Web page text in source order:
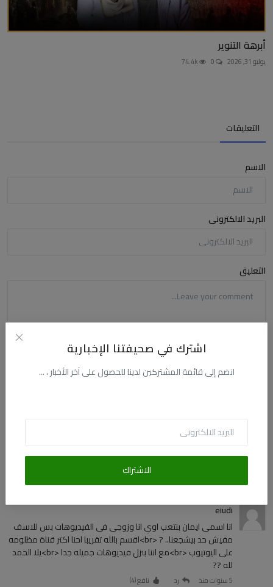
اشترك في صحيفتنا الإخبارية
انضم إلى قائمة المشتركين لدينا للحصول على آخر الأخبار ، ...
الاشتراك
أبرهة التنوير
يوليو 31, 2026
التعليقات
الاسم
البريد الالكترونى
التعليق
أضف تعليقا
eiudi
انا اسمى ايمان بنتعب اوي انا وزوجى فى الفيديوهات بس للاسف
مفيش حد بيشجعنا.. ? <br>اقسم بالله تقريبا احنا اكتر قناة مظلومه
على اليوتيوب <br>مع اننا بنزل فيديوهات جميله جدا <br>يلا الحمد
لله ??
5 سنوات منذ رد نافع (4
)